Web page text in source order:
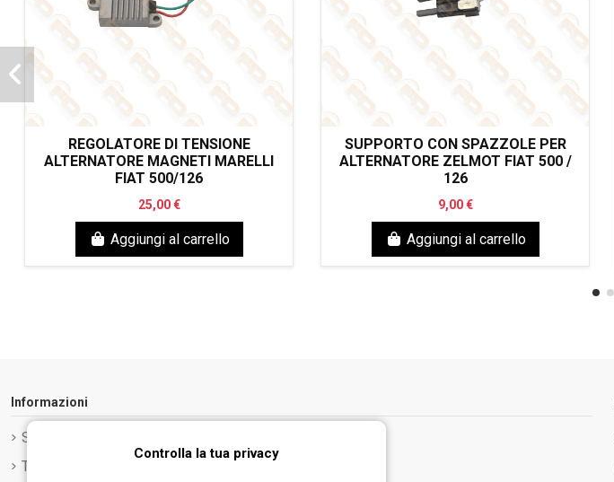
REGOLATORE DI TENSIONE
ALTERNATORE MAGNETI MARELLI
FIAT 500/126
25,00 €
Aggiungi al carrello
SUPPORTO CON SPAZZOLE PER
ALTERNATORE ZELMOT FIAT 500 /
126
9,00 €
Aggiungi al carrello
Informazioni
Spedizione e Consegna
Termini e condizioni d'uso
Controlla la tua privacy